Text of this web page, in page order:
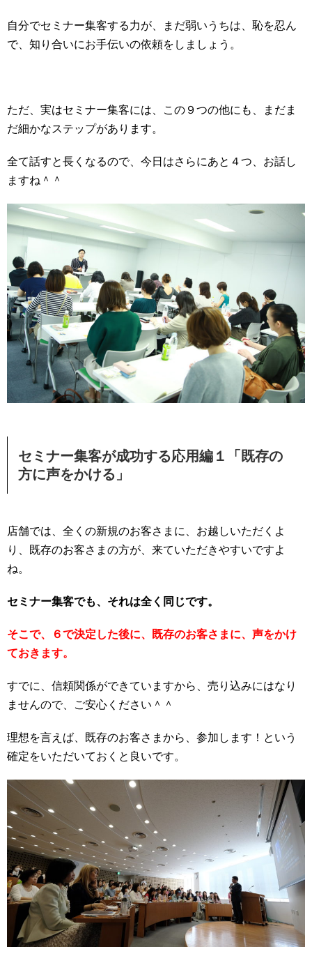
自分でセミナー集客する力が、まだ弱いうちは、恥を忍ん
で、知り合いにお手伝いの依頼をしましょう。
ただ、実はセミナー集客には、この９つの他にも、まだま
だ細かなステップがあります。
全て話すと長くなるので、今日はさらにあと４つ、お話し
ますね＾＾
セミナー集客が成功する応用編１「既存の
方に声をかける」
店舗では、全くの新規のお客さまに、お越しいただくよ
り、既存のお客さまの方が、来ていただきやすいですよ
ね。
セミナー集客でも、それは全く同じです。
そこで、６で決定した後に、既存のお客さまに、声をかけ
ておきます。
すでに、信頼関係ができていますから、売り込みにはなり
ませんので、ご安心ください＾＾
理想を言えば、既存のお客さまから、参加します！という
確定をいただいておくと良いです。